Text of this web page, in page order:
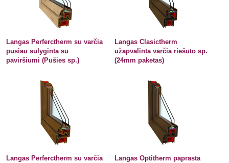
Langas Perferctherm su varčia
pusiau sulyginta su
paviršiumi (Pušies sp.)
Langas Clasictherm
užapvalinta varčia riešuto sp.
(24mm paketas)
Langas Perferctherm su varčia Langas Optitherm paprasta